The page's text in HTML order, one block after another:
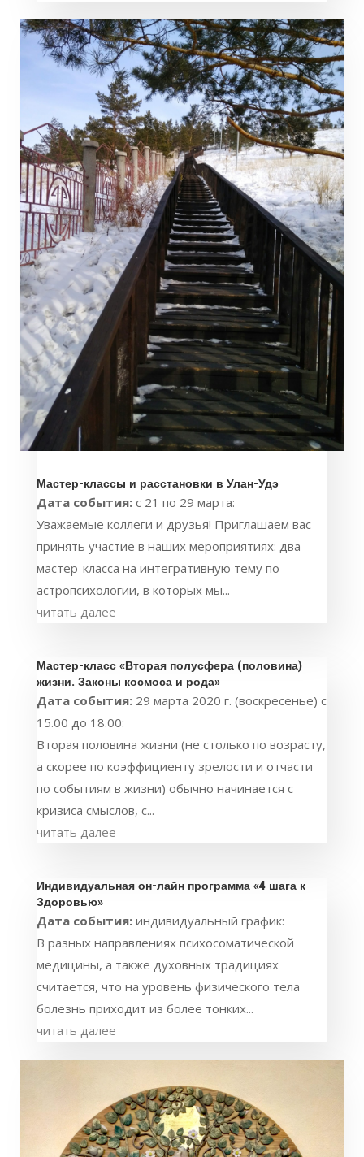
Мастер-классы и расстановки в Улан-Удэ
Дата события: с 21 по 29 марта:
Уважаемые коллеги и друзья! Приглашаем вас
принять участие в наших мероприятиях: два
мастер-класса на интегративную тему по
астропсихологии, в которых мы...
читать далее
Мастер-класс «Вторая полусфера (половина)
жизни. Законы космоса и рода»
Дата события: 29 марта 2020 г. (воскресенье) с
15.00 до 18.00:
Вторая половина жизни (не столько по возрасту,
а скорее по коэффициенту зрелости и отчасти
по событиям в жизни) обычно начинается с
кризиса смыслов, с...
читать далее
Индивидуальная он-лайн программа «4 шага к
Здоровью»
Дата события: индивидуальный график:
В разных направлениях психосоматической
медицины, а также духовных традициях
считается, что на уровень физического тела
болезнь приходит из более тонких...
читать далее